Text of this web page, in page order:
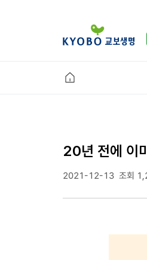
20년 전에 이
2021-12-13 조회